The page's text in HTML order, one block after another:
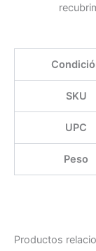
SKU
UPC
Peso
Productos